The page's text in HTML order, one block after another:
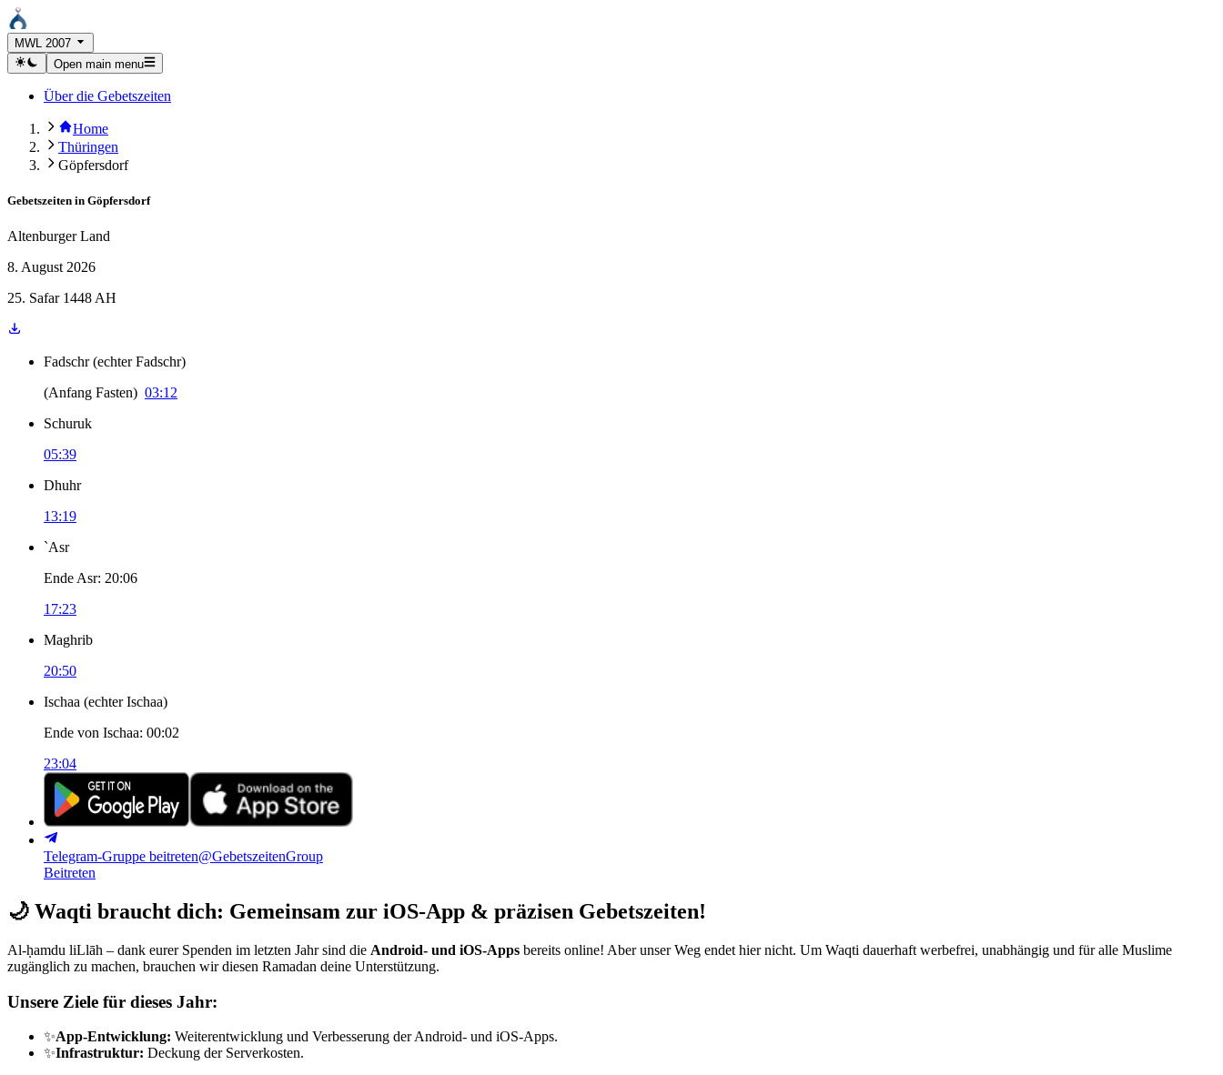
MWL 2007
Open main menu
Über die Gebetszeiten
Home
Thüringen
Göpfersdorf
Gebetszeiten in Göpfersdorf
Altenburger Land
8. August 2026
25. Safar 1448 AH
Fadschr (echter Fadschr)
(Anfang Fasten) 03:12
Schuruk
05:39
Dhuhr
13:19
`Asr
Ende Asr: 20:06
17:23
Maghrib
20:50
Ischaa (echter Ischaa)
Ende von Ischaa: 00:02
23:04
Telegram-Gruppe beitreten@GebetszeitenGroup
Beitreten
🌙 Waqti braucht dich: Gemeinsam zur iOS-App & präzisen Gebetszeiten!
Al-ḥamdu liLlāh – dank eurer Spenden im letzten Jahr sind die Android- und iOS-Apps bereits online! Aber unser Weg endet hier nicht. Um Waqti dauerhaft werbefrei, unabhängig und für alle Muslime
zugänglich zu machen, brauchen wir diesen Ramadan deine Unterstützung.
Unsere Ziele für dieses Jahr:
✨App-Entwicklung: Weiterentwicklung und Verbesserung der Android- und iOS-Apps.
✨Infrastruktur: Deckung der Serverkosten.